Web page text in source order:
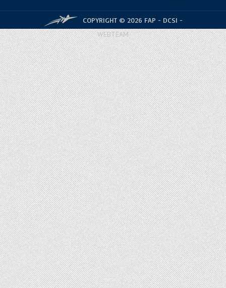
COPYRIGHT © 2026 FAP - DCSI -
WEBTEAM